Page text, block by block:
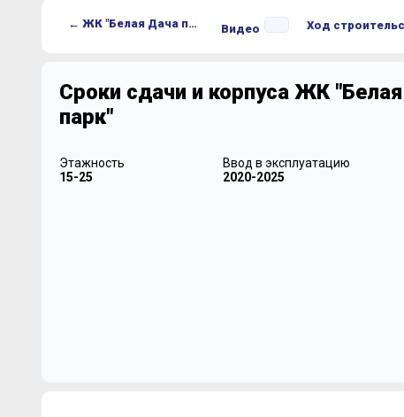
← ЖК "Белая Дача парк" Видео Ход
Сроки сдачи и корпуса ЖК
парк"
Этажность
15-25
Ввод в эксплуатацию
2020-2025